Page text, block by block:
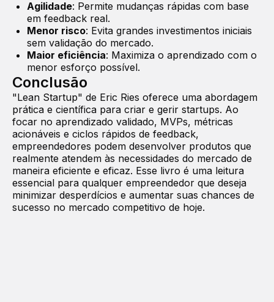
Agilidade: Permite mudanças rápidas com base
em feedback real.
Menor risco: Evita grandes investimentos iniciais
sem validação do mercado.
Maior eficiência: Maximiza o aprendizado com o
menor esforço possível.
Conclusão
"Lean Startup" de Eric Ries oferece uma abordagem
prática e científica para criar e gerir startups. Ao
focar no aprendizado validado, MVPs, métricas
acionáveis e ciclos rápidos de feedback,
empreendedores podem desenvolver produtos que
realmente atendem às necessidades do mercado de
maneira eficiente e eficaz. Esse livro é uma leitura
essencial para qualquer empreendedor que deseja
minimizar desperdícios e aumentar suas chances de
sucesso no mercado competitivo de hoje.